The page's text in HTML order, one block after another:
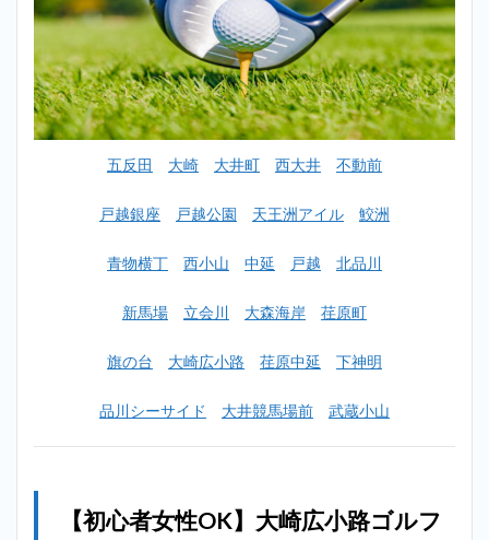
グ一
覧
2
【初心
者女性
OK】
小路ゴ
クール
おすす
キング
2.1
1
イザッ
フ
（RIZAP
2.2
2位：
五反田 大崎 大井町 西大井 不動前
戸越銀座 戸越公園 天王洲アイル 鮫洲
青物横丁 西小山 中延 戸越 北品川
新馬場 立会川 大森海岸 荏原町
旗の台 大崎広小路 荏原中延 下神明
品川シーサイド 大井競馬場前 武蔵小山
【初心者女性OK】大崎広小路ゴルフ